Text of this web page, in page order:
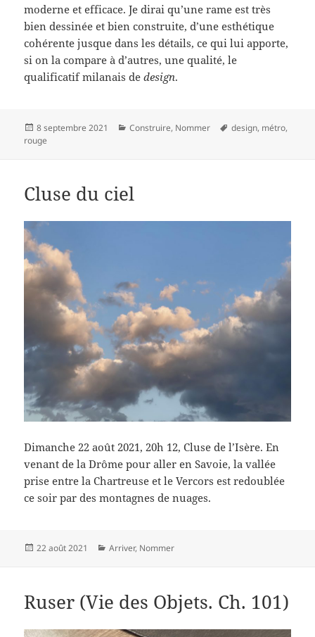
moderne et efficace. Je dirai qu’une rame est très
bien dessinée et bien construite, d’une esthétique
cohérente jusque dans les détails, ce qui lui apporte,
si on la compare à d’autres, une qualité, le
qualificatif milanais dedesign.
Publié
le
8 septembre 2021 Catégories
Construire, Nommer
Mots-
design, métro,
rouge
Cluse du ciel
Dimanche 22 août 2021, 20h 12, Cluse de l’Isère. En
venant de la Drôme pour aller en Savoie, la vallée
prise entre la Chartreuse et le Vercors est redoublée
ce soir par des montagnes de nuages.
Publié
22 août 2021 Catégories
Arriver, Nommer
Ruser (Vie des Objets. Ch. 101)